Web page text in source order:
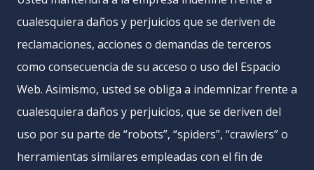
cualesquiera daños y perjuicios que se deriven de
reclamaciones, acciones o demandas de terceros
como consecuencia de su acceso o uso del Espacio
Web. Asimismo, usted se obliga a indemnizar frente a
cualesquiera daños y perjuicios, que se deriven del
uso por su parte de “robots”, “spiders”, “crawlers” o
herramientas similares empleadas con el fin de